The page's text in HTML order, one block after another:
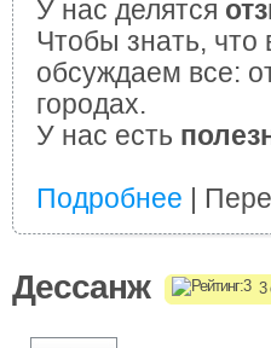
У нас делятся
Чтобы знать,
обсуждаем все:
городах.
У нас есть
Подробнее |
Дессанж 3